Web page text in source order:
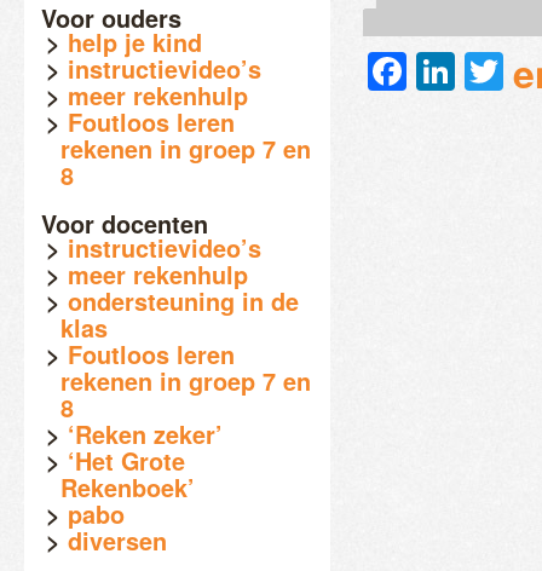
Voor ouders
help je kind
instructievideo’s
meer rekenhulp
Foutloos leren
rekenen in groep 7 en
8
Voor docenten
instructievideo’s
meer rekenhulp
ondersteuning in de
klas
Foutloos leren
rekenen in groep 7 en
8
‘Reken zeker’
‘Het Grote
Rekenboek’
pabo
diversen